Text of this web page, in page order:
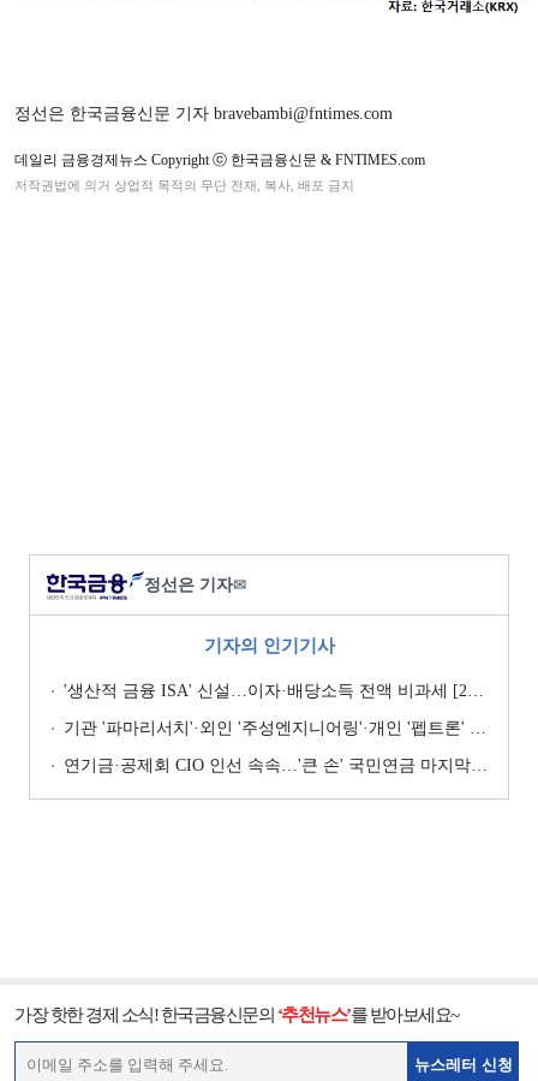
정선은 한국금융신문 기자 bravebambi@fntimes.com
데일리 금융경제뉴스 Copyright ⓒ 한국금융신문 & FNTIMES.com
저작권법에 의거 상업적 목적의 무단 전재, 복사, 배포 금지
정선은 기자✉
기자의 인기기사
'생산적 금융 ISA' 신설…이자·배당소득 전액 비과세 [2026 세제개편안]
기관 '파마리서치'·외인 '주성엔지니어링'·개인 '펩트론' 1위 [주간 코스닥 순매수- 2026년 7월27일~7월31일]
연기금·공제회 CIO 인선 속속…'큰 손' 국민연금 마지막 타자
가장 핫한 경제 소식! 한국금융신문의 ‘추천뉴스’를 받아보세요~
뉴스레터 신청